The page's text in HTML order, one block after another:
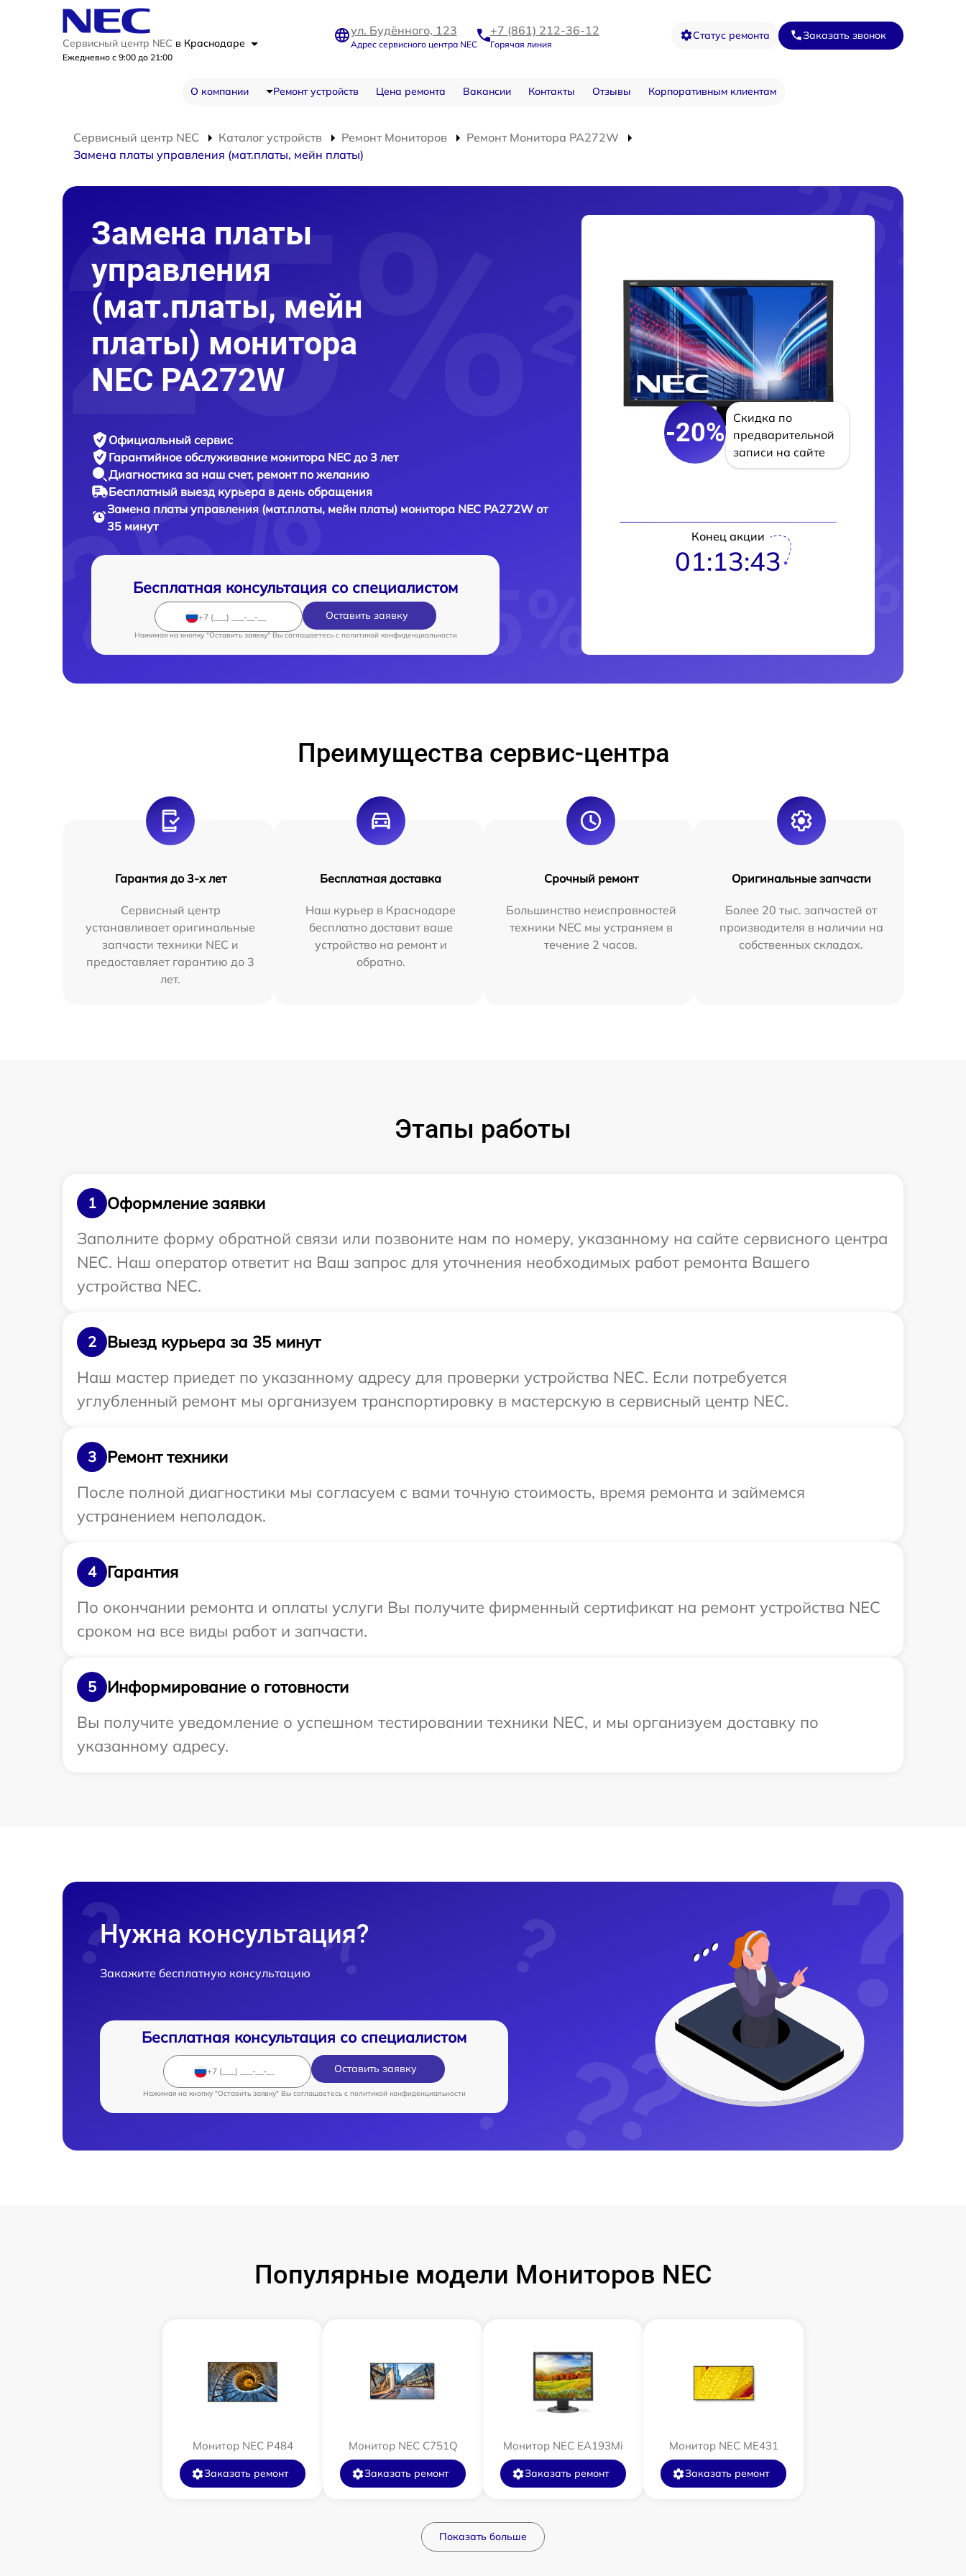
Сервисный центр NEC в Краснодаре
Ежедневно с 9:00 до 21:00
ул. Будённого, 123
Адрес сервисного центра NEC
+7 (861) 212-36-12
Горячая линия
Статус ремонта Заказать звонок
О компании Ремонт устройств Цена ремонта Вакансии Контакты Отзывы Корпоративным клиентам
Сервисный центр NEC Каталог устройств Ремонт Мониторов
Ремонт Монитора PA272W
Замена платы управления (мат.платы, мейн платы)
Замена платы
управления
(мат.платы, мейн
платы) монитора
NEC PA272W
Официальный сервис
Гарантийное обслуживание монитора NEC до 3 лет
Диагностика за наш счет, ремонт по желанию
Бесплатный выезд курьера в день обращения
Замена платы управления (мат.платы, мейн платы) монитора NEC PA272W от
35 минут
Бесплатная консультация со специалистом
Оставить заявку
Нажимая на кнопку "Оставить заявку" Вы соглашаетесь c политикой конфиденциальности
-20%
Скидка по
предварительной
записи на сайте
Конец акции
01:13:42
Преимущества сервис-центра
Гарантия до 3-х лет
Сервисный центр
устанавливает оригинальные
запчасти техники NEC и
предоставляет гарантию до 3
лет.
Бесплатная доставка
Наш курьер в Краснодаре
бесплатно доставит ваше
устройство на ремонт и
обратно.
Срочный ремонт
Большинство неисправностей
техники NEC мы устраняем в
течение 2 часов.
Оригинальные запчасти
Более 20 тыс. запчастей от
производителя в наличии на
собственных складах.
Этапы работы
1
Оформление заявки
Заполните форму обратной связи или позвоните нам по номеру, указанному на сайте сервисного центра
NEC. Наш оператор ответит на Ваш запрос для уточнения необходимых работ ремонта Вашего
устройства NEC.
2
Выезд курьера за 35 минут
Наш мастер приедет по указанному адресу для проверки устройства NEC. Если потребуется
углубленный ремонт мы организуем транспортировку в мастерскую в сервисный центр NEC.
3
Ремонт техники
После полной диагностики мы согласуем с вами точную стоимость, время ремонта и займемся
устранением неполадок.
4
Гарантия
По окончании ремонта и оплаты услуги Вы получите фирменный сертификат на ремонт устройства NEC
сроком на все виды работ и запчасти.
5
Информирование о готовности
Вы получите уведомление о успешном тестировании техники NEC, и мы организуем доставку по
указанному адресу.
Нужна консультация?
Закажите бесплатную консультацию
Бесплатная консультация со специалистом
Оставить заявку
Нажимая на кнопку "Оставить заявку" Вы соглашаетесь c политикой конфиденциальности
Популярные модели Мониторов NEC
Монитор NEC P484
Заказать ремонт
Монитор NEC C751Q
Заказать ремонт
Монитор NEC EA193Mi
Заказать ремонт
Монитор NEC ME431
Заказать ремонт
Показать больше